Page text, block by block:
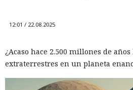
12:01 / 22.08.2025
¿Acaso hace 2.500 millones de
extraterrestres en un planeta